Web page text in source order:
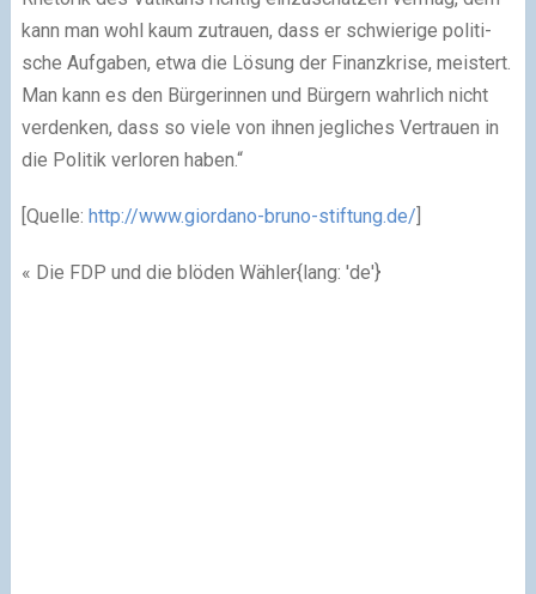
kann man wohl kaum zutrauen, dass er schwie­rige poli­ti­
sche Aufgaben, etwa die Lösung der Finanzkrise, meis­tert.
Man kann es den Bürgerinnen und Bürgern wahr­lich nicht
ver­den­ken, dass so viele von ihnen jeg­li­ches Vertrauen in
die Politik ver­lo­ren haben.“
[Quelle: http://www.giordano-bruno-stiftung.de/]
« Die FDP und die blöden Wähler{lang: 'de'}